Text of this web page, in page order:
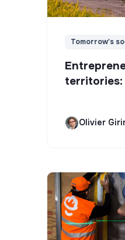
Tomorrow's
Olivier